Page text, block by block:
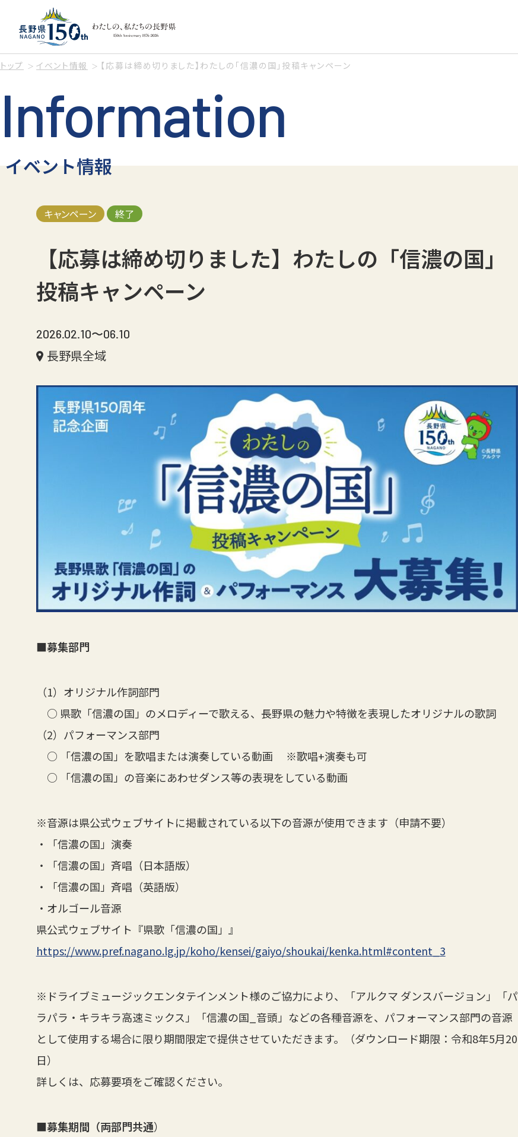
トップ イベント情報 【応募は締め切りました】わたしの「信濃の国」投稿キャンペーン
Information
イベント情報
キャンペーン 終了
【応募は締め切りました】わたしの「信濃の国」
投稿キャンペーン
2026.02.10〜06.10
長野県全域
■募集部門
（1）オリジナル作詞部門
○ 県歌「信濃の国」のメロディーで歌える、長野県の魅力や特徴を表現したオリジナルの歌詞
（2）パフォーマンス部門
○ 「信濃の国」を歌唱または演奏している動画 ※歌唱+演奏も可
○ 「信濃の国」の音楽にあわせダンス等の表現をしている動画
※音源は県公式ウェブサイトに掲載されている以下の音源が使用できます（申請不要）
・「信濃の国」演奏
・「信濃の国」斉唱（日本語版）
・「信濃の国」斉唱（英語版）
・オルゴール音源
県公式ウェブサイト『県歌「信濃の国」』
https://www.pref.nagano.lg.jp/koho/kensei/gaiyo/shoukai/kenka.html#content_3
※ドライブミュージックエンタテインメント様のご協力により、「アルクマ ダンスバージョン」「パ
ラパラ・キラキラ高速ミックス」「信濃の国_音頭」などの各種音源を、パフォーマンス部門の音源
として使用する場合に限り期間限定で提供させていただきます。（ダウンロード期限：令和8年5月20
日）
詳しくは、応募要項をご確認ください。
■募集期間（両部門共通）